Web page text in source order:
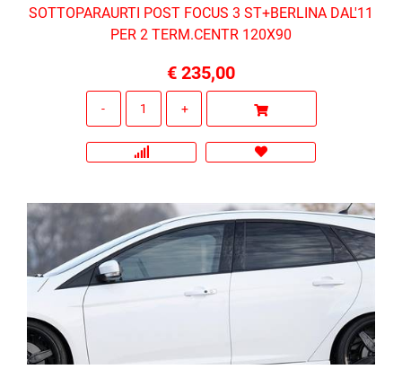
SOTTOPARAURTI POST FOCUS 3 ST+BERLINA DAL'11
PER 2 TERM.CENTR 120X90
€ 235,00